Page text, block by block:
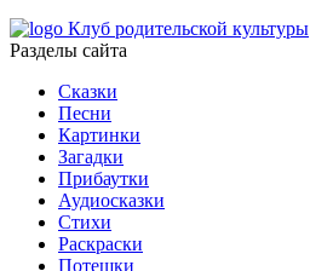
Клуб родительской культуры
Разделы сайта
Сказки
Песни
Картинки
Загадки
Прибаутки
Аудиосказки
Стихи
Раскраски
Потешки